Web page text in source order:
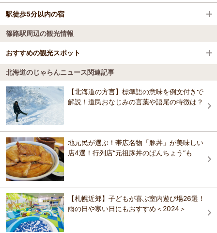
琴似駅
菊水駅
真駒内駅
白石駅
白い恋人パーク
北海道庁旧本庁舎(赤れんが庁舎)
もいわ山ロープウェイ
北海道神宮
二条市場
釧路空港（たんちょう釧路空港）
帯広空港（とかち帯広空港）
稚内空港
中標津空港（根室中標津空港）
紋別空港（オホーツク紋別空港）
礼文空港
丘珠空港（札幌飛行場）
釧路・阿寒・根室・川湯・屈斜路
富良野・美瑛・トマム
小樽・キロロ・積丹
網走・北見・知床
帯広・十勝
洞爺・登別・苫小牧
石狩・空知・千歳
稚内・留萌
ニセコ・ルスツ
スーパーホテル札幌・すすきの 天然温泉 空沼の
湯
ソラリア西鉄ホテル札幌
ＧＡＲＤＥＮＳ ＣＡＢＩＮ（ガーデンズキャビ
ン）
ホテルエミシア札幌
ベッセルイン札幌中島公園
ダイワロイネットホテル札幌すすきの
クロスホテル札幌（オリックスホテルズ＆リゾーツ
）
札幌プリンスホテル
スーパーホテル札幌・すすきの 天然温泉 空沼の
湯
ニューオータニイン札幌
ソラリア西鉄ホテル札幌
ＧＡＲＤＥＮＳ ＣＡＢＩＮ（ガーデンズキャビ
ン）
ホテルエミシア札幌
ベッセルイン札幌中島公園
ダイワロイネットホテル札幌すすきの
駅徒歩5分以内の宿
札幌プリンスホテル
スーパーホテル札幌・すすきの 天然温泉 空沼の
湯
ニューオータニイン札幌
ソラリア西鉄ホテル札幌
ＧＡＲＤＥＮＳ ＣＡＢＩＮ（ガーデンズキャビ
ン）
ホテルエミシア札幌
ベッセルイン札幌中島公園
篠路駅周辺の観光情報
おすすめの観光スポット
北海道大学
4.1
いわずと知れた北海道大学ですが、広大なキャンパスの入り口にはカ
フェや土産物店を併設した立派な案内所もあり、観光客や地元の方に
ひらかれています。 有名なポプラ並木などだけでなく、季節によって
いろいろな植物や野鳥なども見られるようです。 札幌駅からほど近
く、立地も便利です。
おすすめの観光スポットガイドを見る
北海道のじゃらんニュース関連記事
【北海道の方言】標準語の意味を例文付きで
解説！道民おなじみの言葉や語尾の特徴は？
地元民が選ぶ！帯広名物「豚丼」が美味しい
店4選！行列店“元祖豚丼のぱんちょう”も
【札幌近郊】子どもが喜ぶ室内遊び場26選！
雨の日や寒い日にもおすすめ＜2024＞